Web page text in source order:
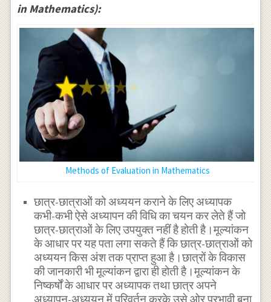
in Mathematics):
Methods of Evaluation in Mathematics
छात्र-छात्राओं को अध्ययन कराने के लिए अध्यापक
कभी-कभी ऐसे अध्यापन की विधि का चयन कर लेते हैं जो
छात्र-छात्राओं के लिए उपयुक्त नहीं है होती है।मूल्यांकन
के आधार पर यह पता लगा सकते हैं कि छात्र-छात्राओं को
अध्ययन किस अंश तक प्राप्त हुआ है।छात्रों के विकास
की जानकारी भी मूल्यांकन द्वारा ही होती है।मूल्यांकन के
निष्कर्षों के आधार पर अध्यापक तथा छात्र अपने